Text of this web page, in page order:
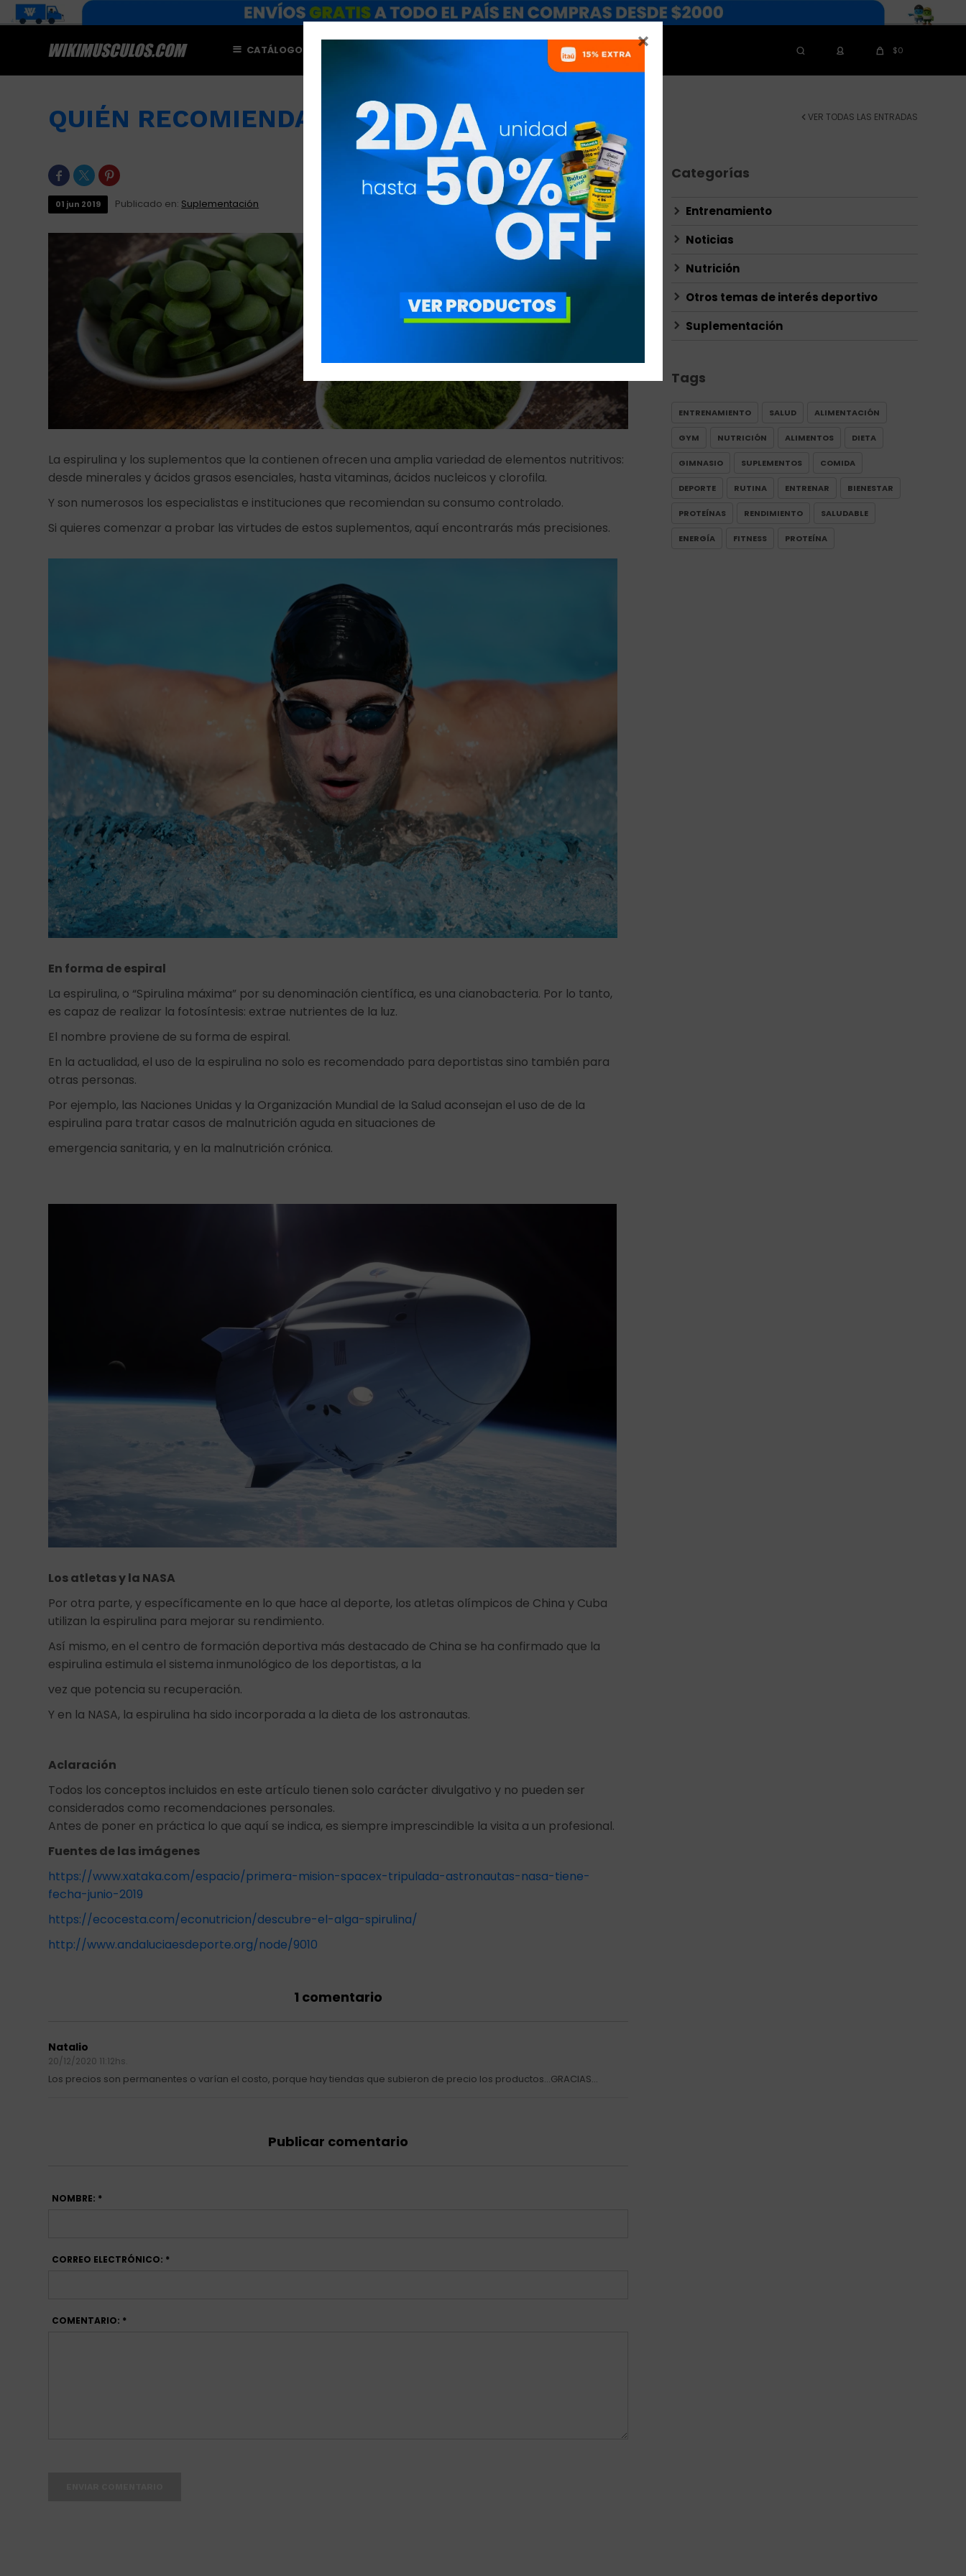

CATÁLOGO NUTRICIONISTAS $0
QUIÉN RECOMIENDA LA ESPIRULINA VER TODAS LAS ENTRADAS
  
01 jun 2019 Publicado en: Suplementación
La espirulina y los suplementos que la contienen ofrecen una amplia variedad de elementos nutritivos:
desde minerales y ácidos grasos esenciales, hasta vitaminas, ácidos nucleicos y clorofila.
Y son numerosos los especialistas e instituciones que recomiendan su consumo controlado.
Si quieres comenzar a probar las virtudes de estos suplementos, aquí encontrarás más precisiones.
En forma de espiral
La espirulina, o “Spirulina máxima” por su denominación científica, es una cianobacteria. Por lo tanto,
es capaz de realizar la fotosíntesis: extrae nutrientes de la luz.
El nombre proviene de su forma de espiral.
En la actualidad, el uso de la espirulina no solo es recomendado para deportistas sino también para
otras personas.
Por ejemplo, las Naciones Unidas y la Organización Mundial de la Salud aconsejan el uso de de la
espirulina para tratar casos de malnutrición aguda en situaciones de
emergencia sanitaria, y en la malnutrición crónica.
Los atletas y la NASA
Por otra parte, y específicamente en lo que hace al deporte, los atletas olímpicos de China y Cuba
utilizan la espirulina para mejorar su rendimiento.
Así mismo, en el centro de formación deportiva más destacado de China se ha confirmado que la
espirulina estimula el sistema inmunológico de los deportistas, a la
vez que potencia su recuperación.
Y en la NASA, la espirulina ha sido incorporada a la dieta de los astronautas.
Aclaración
Todos los conceptos incluidos en este artículo tienen solo carácter divulgativo y no pueden ser
considerados como recomendaciones personales.
Antes de poner en práctica lo que aquí se indica, es siempre imprescindible la visita a un profesional.
Fuentes de las imágenes
https://www.xataka.com/espacio/primera-mision-spacex-tripulada-astronautas-nasa-tiene-
fecha-junio-2019
https://ecocesta.com/econutricion/descubre-el-alga-spirulina/
http://www.andaluciaesdeporte.org/node/9010
1 comentario
Natalio
20/12/2020 11:12hs.
Los precios son permanentes o varían el costo, porque hay tiendas que subieron de precio los productos...GRACIAS...
Publicar comentario
NOMBRE: *
CORREO ELECTRÓNICO: *
COMENTARIO: *
Categorías
Entrenamiento
Noticias
Nutrición
Otros temas de interés deportivo
Suplementación
Tags
ENTRENAMIENTO SALUD ALIMENTACIÓN
GYM NUTRICIÓN ALIMENTOS DIETA
GIMNASIO SUPLEMENTOS COMIDA
DEPORTE RUTINA ENTRENAR BIENESTAR
PROTEÍNAS RENDIMIENTO SALUDABLE
ENERGÍA FITNESS PROTEÍNA